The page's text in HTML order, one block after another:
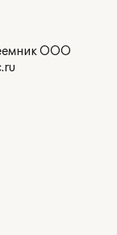
ООО